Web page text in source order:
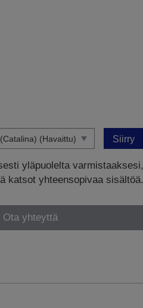
Siirry
yläpuolelta varmistaaksesi,
katsot yhteensopivaa sisältöä.
Ota yhteyttä